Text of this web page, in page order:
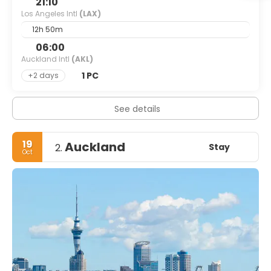
Los Angeles Intl (LAX)
12h 50m
06:00
Auckland Intl (AKL)
+2 days
1 PC
See details
19
Oct 2. Auckland Stay